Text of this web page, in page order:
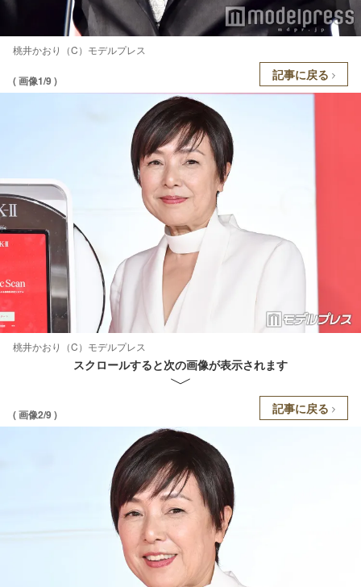
桃井かおり（C）モデルプレス
( 画像1/9 ) 記事に戻る
桃井かおり（C）モデルプレス
スクロールすると次の画像が表示されます
( 画像2/9 ) 記事に戻る